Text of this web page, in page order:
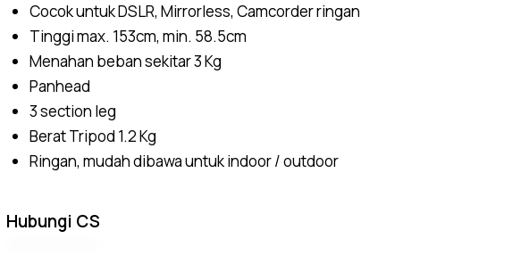
of 5
based
Cocok untuk DSLR, Mirrorless, Camcorder ringan
Tinggi max. 153cm, min. 58.5cm
Menahan beban sekitar 3 Kg
Panhead
3 section leg
Berat Tripod 1.2 Kg
Ringan, mudah dibawa untuk indoor / outdoor
Hubungi CS